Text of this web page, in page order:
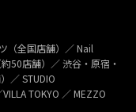
（全国店舗）／ Nail
50店舗）／ 渋谷・原宿・
／ STUDIO
TOKYO ／ MEZZO